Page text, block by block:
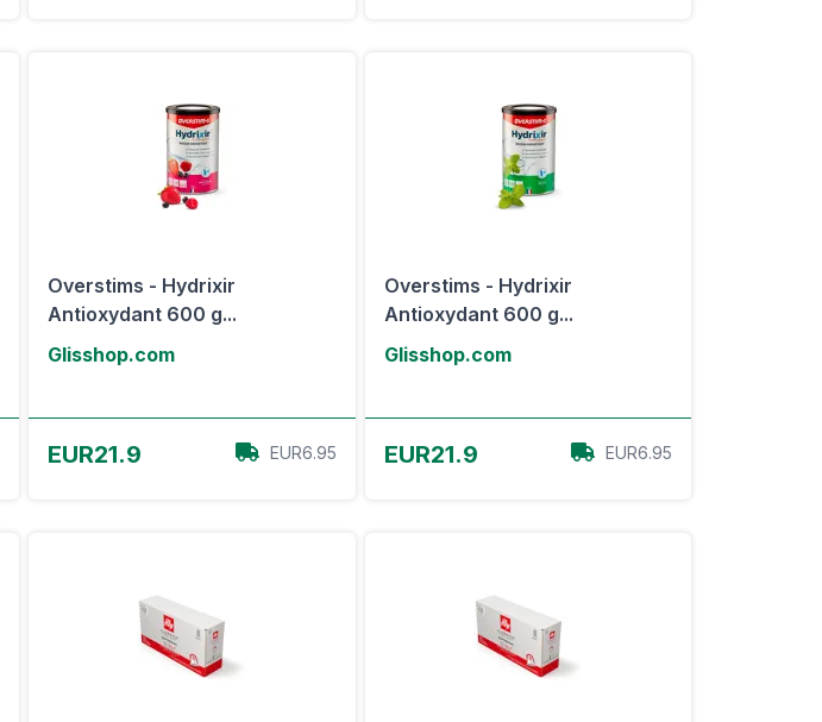
Overstims - Hydrixir
Antioxydant 600 g...
Glisshop.com
EUR21.9 EUR6.95
Overstims - Hydrixir
Antioxydant 600 g...
Glisshop.com
EUR21.9 EUR6.95